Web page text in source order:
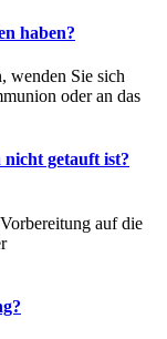
haben?
wenden Sie sich
oder an das
getauft ist?
auf die